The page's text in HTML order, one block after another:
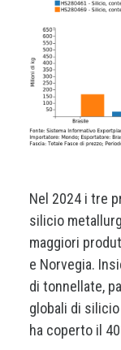
Nel 2024 i tre
silicio
maggiori
e Norvegia.
di tonnellate,
globali di
ha coperto il